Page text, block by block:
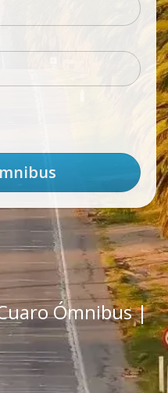
Ómnibus |